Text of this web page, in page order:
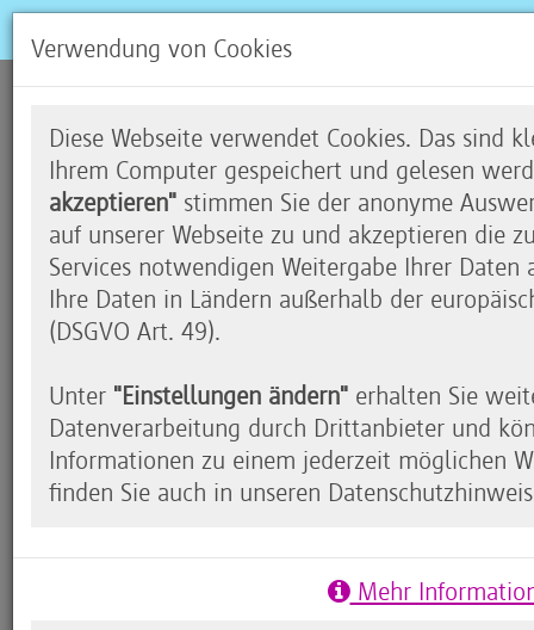
Ein Gespräch mit Gesche
Wie wichtig sind
Arbeitsmarkt?
Jobs werden automatisiert und fallen damit
verändern sich.
Ich halte zwar nichts davon, amerikanische
davon zu sprechen, dass fast jeder zweite Job
dass wir neue Kompetenzen auf dem
Verwendung von Cookies
Diese Webseite verwendet Cookies. Das sind
Ihrem Computer gespeichert und gelesen
akzeptieren" stimmen Sie der anonyme
auf unserer Webseite zu und akzeptieren die
Services notwendigen Weitergabe Ihrer
Ihre Daten in Ländern außerhalb der
(DSGVO Art. 49).
Unter "Einstellungen ändern" erhalten Sie
Datenverarbeitung durch Drittanbieter und
Informationen zu einem jederzeit möglichen
finden Sie auch in unseren
Mehr